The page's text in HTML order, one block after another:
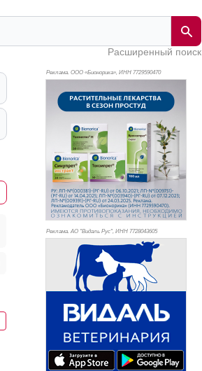
Расширенный поиск
Реклама. ООО «Бионорика», ИНН 7729590470
Реклама. АО "Видаль Рус", ИНН 7728043605